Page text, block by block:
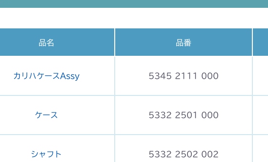
品名 品番
カリハケースAssy 5345 2111 000
ケース 5332 2501 000
シャフト 5332 2502 002